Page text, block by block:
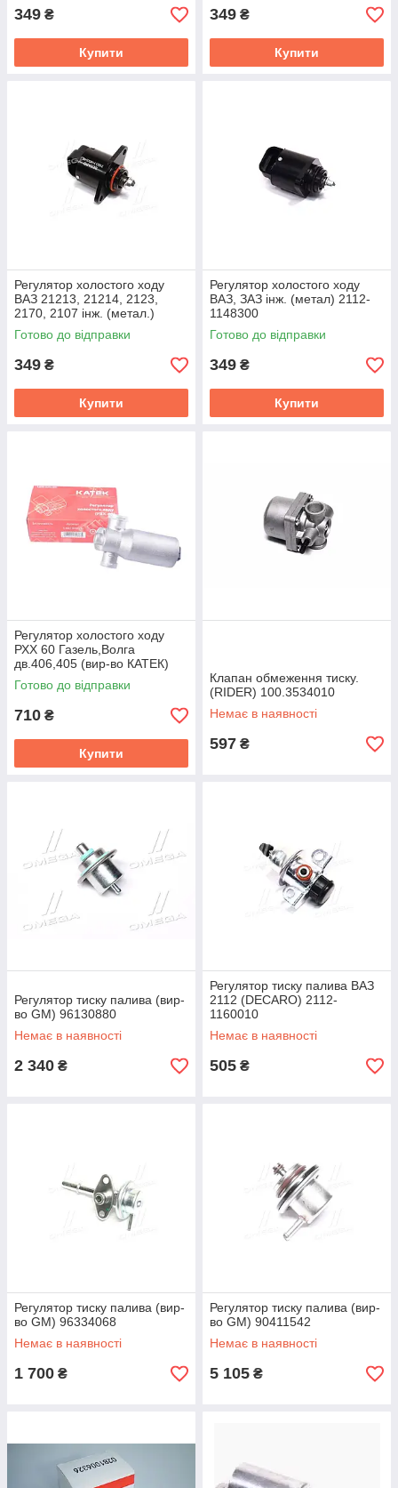
349 ₴
Купити
349 ₴
Купити
Регулятор холостого ходу
ВАЗ 21213, 21214, 2123,
2170, 2107 інж. (метал.)
(DECARO) 21203-1148300-02
Готово до відправки
349 ₴
Купити
Регулятор холостого ходу
ВАЗ, ЗАЗ інж. (метал) 2112-
1148300
Готово до відправки
349 ₴
Купити
Регулятор холостого ходу
РХХ 60 Газель,Волга
дв.406,405 (вир-во КАТЕК)
406.1147051-02
Готово до відправки
710 ₴
Купити
Клапан обмеження тиску.
(RIDER) 100.3534010
Немає в наявності
597 ₴
Регулятор тиску палива (вир-
во GM) 96130880
Немає в наявності
2 340 ₴
Регулятор тиску палива ВАЗ
2112 (DECARO) 2112-
1160010
Немає в наявності
505 ₴
Регулятор тиску палива (вир-
во GM) 96334068
Немає в наявності
1 700 ₴
Регулятор тиску палива (вир-
во GM) 90411542
Немає в наявності
5 105 ₴